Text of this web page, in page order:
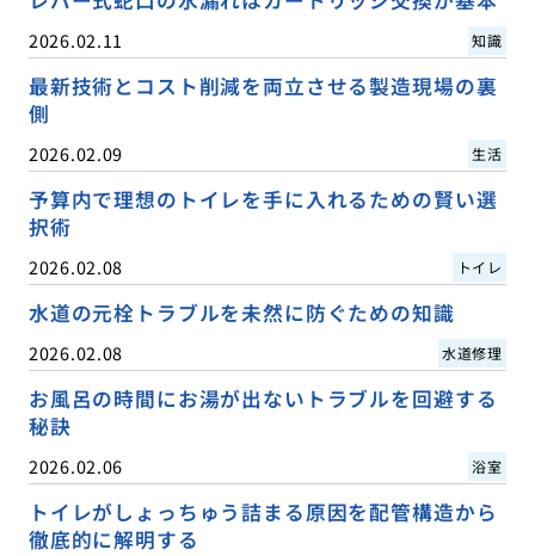
2026.02.11 知識
最新技術とコスト削減を両立させる製造現場の裏
側
2026.02.09 生活
予算内で理想のトイレを手に入れるための賢い選
択術
2026.02.08 トイレ
水道の元栓トラブルを未然に防ぐための知識
2026.02.08 水道修理
お風呂の時間にお湯が出ないトラブルを回避する
秘訣
2026.02.06 浴室
トイレがしょっちゅう詰まる原因を配管構造から
徹底的に解明する